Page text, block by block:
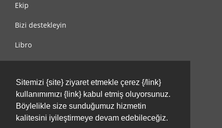
Sitemizi {site} ziyaret etmekle çerez {/link}
kullanımımızı {link} kabul etmiş oluyorsunuz.
Böylelikle size sunduğumuz hizmetin
kalitesini iyileştirmeye devam edebileceğiz.
Ekip
Bizi destekleyin
Libro
Kullanım Koşulları
Bize ulaşın